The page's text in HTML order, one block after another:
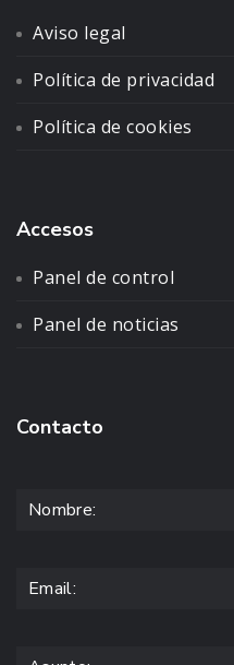
Aviso legal
Política de privacidad
Política de cookies
Accesos
Panel de control
Panel de noticias
Contacto